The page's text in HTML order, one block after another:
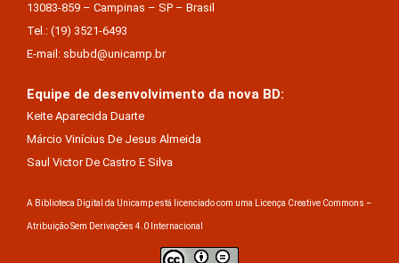
13083-859 – Campinas – SP – Brasil
Tel.: (19) 3521-6493
E-mail: sbubd@unicamp.br
Equipe de desenvolvimento da nova BD:
Keite Aparecida Duarte
Márcio Vinícius De Jesus Almeida
Saul Victor De Castro E Silva
A Biblioteca Digital da Unicamp está licenciado com uma Licença Creative Commons –
Atribuição Sem Derivações 4.0 Internacional